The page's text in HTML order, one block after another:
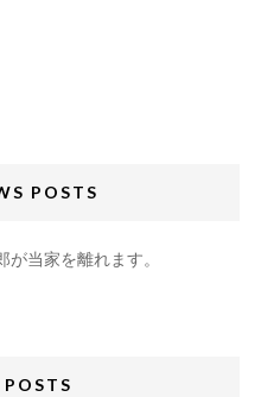
POSTS
当家を離れます。